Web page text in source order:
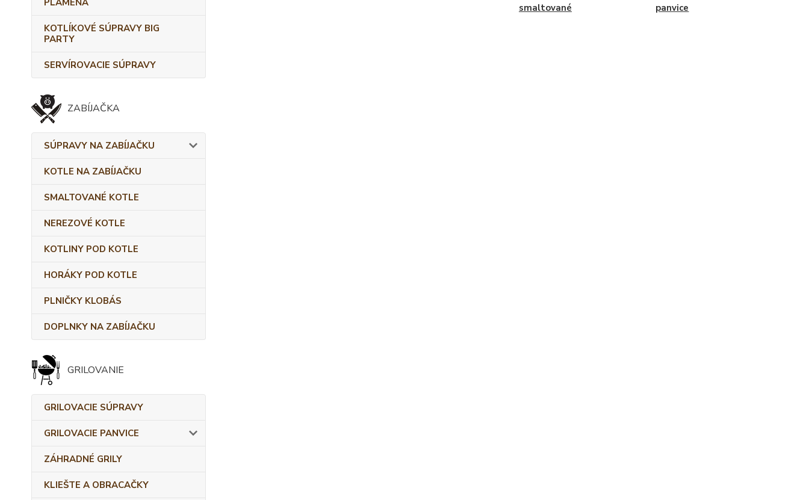
PLAMEŇA
KOTLÍKOVÉ SÚPRAVY BIG
PARTY
SERVÍROVACIE SÚPRAVY
ZABÍJAČKA
SÚPRAVY NA ZABÍJAČKU
KOTLE NA ZABÍJAČKU
SMALTOVANÉ KOTLE
NEREZOVÉ KOTLE
KOTLINY POD KOTLE
HORÁKY POD KOTLE
PLNIČKY KLOBÁS
DOPLNKY NA ZABÍJAČKU
GRILOVANIE
GRILOVACIE SÚPRAVY
GRILOVACIE PANVICE
ZÁHRADNÉ GRILY
KLIEŠTE A OBRACAČKY
smaltované
panvice